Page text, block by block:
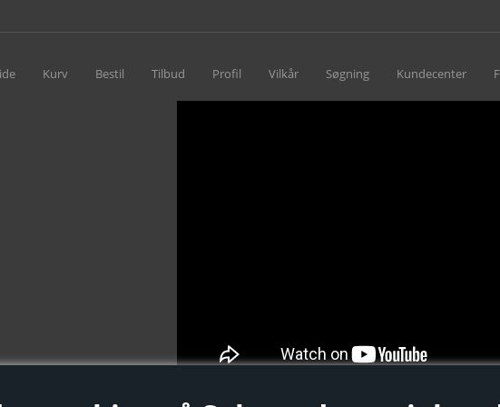
Kurv Bestil Tilbud Profil Vilkår Søgning Kundecenter